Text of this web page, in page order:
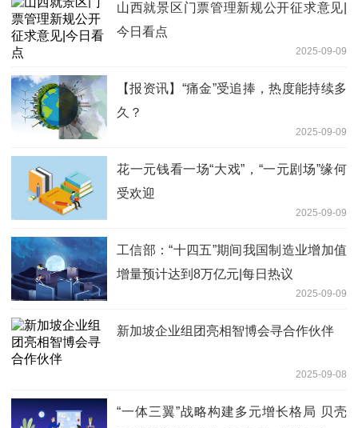
山西就景区门票管理新规公开征求意见|
今日看点
2025-09-09
【报资讯】“痛金”受追捧，热度能持续多
久？
2025-09-09
花一元钱看一场“大戏”，“一元剧场”缘何
受欢迎
2025-09-09
工信部：“十四五”期间我国制造业增加值
增量预计达到8万亿元|每日热议
2025-09-09
新加坡企业组团亮相智博会寻合作伙伴
2025-09-08
“一体三翼”战略构建多元增长格局 贝壳